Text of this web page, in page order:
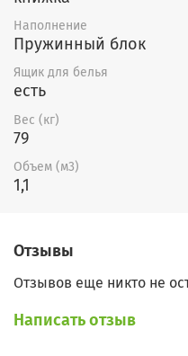
подлокотников
дивана. Также
кресло к дивану.
Наполнение
Пружинный блок
Ящик для белья
есть
Вес (кг)
79
Объем (м3)
1,1
Отзывы
Отзывов еще никто не
Написать отзыв